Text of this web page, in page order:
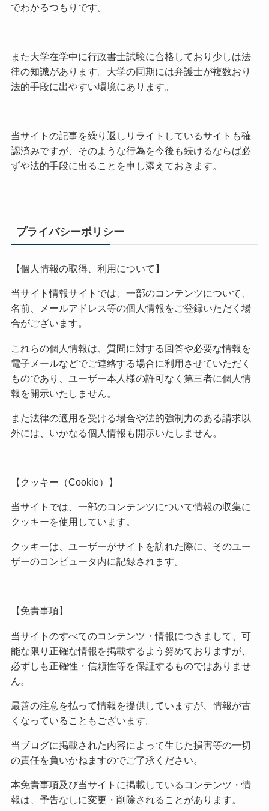
でわかるつもりです。
また大学在学中に行政書士試験に合格しており少しは法
律の知識があります。大学の同期には弁護士が複数おり
法的手段に出やすい環境にあります。
当サイトの記事を繰り返しリライトしているサイトも確
認済みですが、そのような行為を今後も続けるならば必
ずや法的手段に出ることを申し添えておきます。
プライバシーポリシー
【個人情報の取得、利用について】
当サイト情報サイトでは、一部のコンテンツについて、
名前、メールアドレス等の個人情報をご登録いただく場
合がございます。
これらの個人情報は、質問に対する回答や必要な情報を
電子メールなどでご連絡する場合に利用させていただく
ものであり、ユーザー本人様の許可なく第三者に個人情
報を開示いたしません。
また法律の適用を受ける場合や法的強制力のある請求以
外には、いかなる個人情報も開示いたしません。
【クッキー（Cookie）】
当サイトでは、一部のコンテンツについて情報の収集に
クッキーを使用しています。
クッキーは、ユーザーがサイトを訪れた際に、そのユー
ザーのコンピュータ内に記録されます。
【免責事項】
当サイトのすべてのコンテンツ・情報につきまして、可
能な限り正確な情報を掲載するよう努めておりますが、
必ずしも正確性・信頼性等を保証するものではありませ
ん。
最善の注意を払って情報を提供していますが、情報が古
くなっていることもございます。
当ブログに掲載された内容によって生じた損害等の一切
の責任を負いかねますのでご了承ください。
本免責事項及び当サイトに掲載しているコンテンツ・情
報は、予告なしに変更・削除されることがあります。